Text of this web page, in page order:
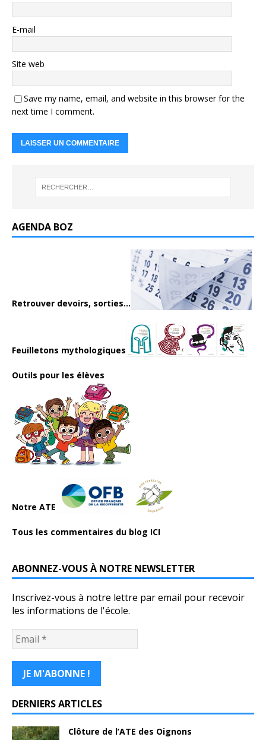
E-mail
Site web
Save my name, email, and website in this browser for the
next time I comment.
AGENDA BOZ
Retrouver devoirs, sorties...
Feuilletons mythologiques
Outils pour les élèves
Notre ATE
Tous les commentaires du blog ICI
ABONNEZ-VOUS À NOTRE NEWSLETTER
Inscrivez-vous à notre lettre par email pour recevoir
les informations de l'école.
DERNIERS ARTICLES
Clôture de l’ATE des Oignons